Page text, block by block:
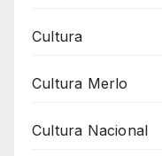
Cultura
Cultura Merlo
Cultura Nacional